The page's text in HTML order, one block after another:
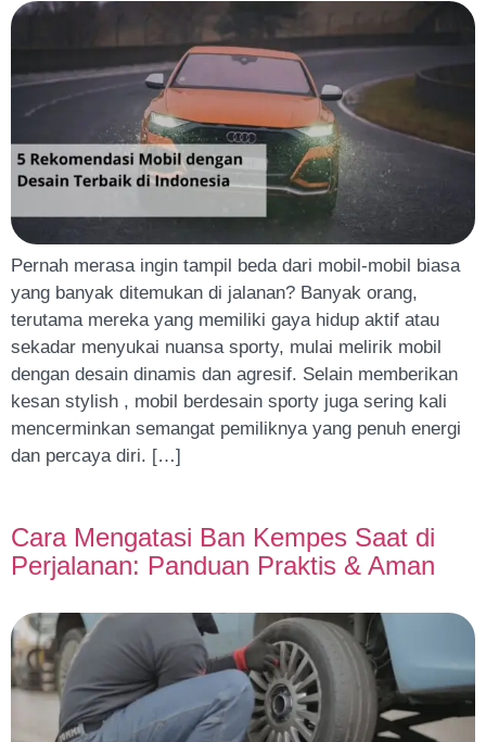
Pernah merasa ingin tampil beda dari mobil-mobil biasa
yang banyak ditemukan di jalanan? Banyak orang,
terutama mereka yang memiliki gaya hidup aktif atau
sekadar menyukai nuansa sporty, mulai melirik mobil
dengan desain dinamis dan agresif. Selain memberikan
kesan stylish , mobil berdesain sporty juga sering kali
mencerminkan semangat pemiliknya yang penuh energi
dan percaya diri. […]
Cara Mengatasi Ban Kempes Saat di
Perjalanan: Panduan Praktis & Aman